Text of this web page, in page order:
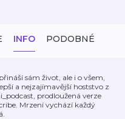
INFO PODOBNÉ
sám život, ale i o všem,
a nejzajímavější hoststvo z
prodloužená verze
Mrzení vychází každý